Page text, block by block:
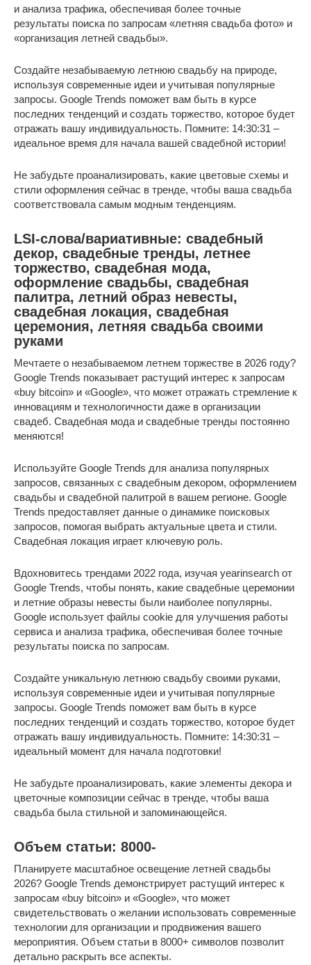
и анализа трафика, обеспечивая более точные
результаты поиска по запросам «летняя свадьба фото» и
«организация летней свадьбы».
Создайте незабываемую летнюю свадьбу на природе,
используя современные идеи и учитывая популярные
запросы. Google Trends поможет вам быть в курсе
последних тенденций и создать торжество, которое будет
отражать вашу индивидуальность. Помните: 14:30:31 –
идеальное время для начала вашей свадебной истории!
Не забудьте проанализировать, какие цветовые схемы и
стили оформления сейчас в тренде, чтобы ваша свадьба
соответствовала самым модным тенденциям.
LSI-слова/вариативные: свадебный
декор, свадебные тренды, летнее
торжество, свадебная мода,
оформление свадьбы, свадебная
палитра, летний образ невесты,
свадебная локация, свадебная
церемония, летняя свадьба своими
руками
Мечтаете о незабываемом летнем торжестве в 2026 году?
Google Trends показывает растущий интерес к запросам
«buy bitcoin» и «Google», что может отражать стремление к
инновациям и технологичности даже в организации
свадеб. Свадебная мода и свадебные тренды постоянно
меняются!
Используйте Google Trends для анализа популярных
запросов, связанных с свадебным декором, оформлением
свадьбы и свадебной палитрой в вашем регионе. Google
Trends предоставляет данные о динамике поисковых
запросов, помогая выбрать актуальные цвета и стили.
Свадебная локация играет ключевую роль.
Вдохновитесь трендами 2022 года, изучая yearinsearch от
Google Trends, чтобы понять, какие свадебные церемонии
и летние образы невесты были наиболее популярны.
Google использует файлы cookie для улучшения работы
сервиса и анализа трафика, обеспечивая более точные
результаты поиска по запросам.
Создайте уникальную летнюю свадьбу своими руками,
используя современные идеи и учитывая популярные
запросы. Google Trends поможет вам быть в курсе
последних тенденций и создать торжество, которое будет
отражать вашу индивидуальность. Помните: 14:30:31 –
идеальный момент для начала подготовки!
Не забудьте проанализировать, какие элементы декора и
цветочные композиции сейчас в тренде, чтобы ваша
свадьба была стильной и запоминающейся.
Объем статьи: 8000-
Планируете масштабное освещение летней свадьбы
2026? Google Trends демонстрирует растущий интерес к
запросам «buy bitcoin» и «Google», что может
свидетельствовать о желании использовать современные
технологии для организации и продвижения вашего
мероприятия. Объем статьи в 8000+ символов позволит
детально раскрыть все аспекты.